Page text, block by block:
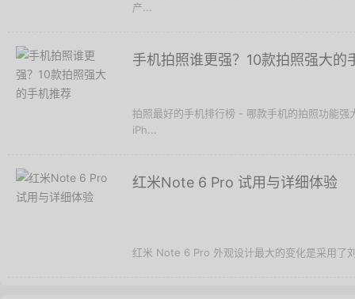
产...
手机拍照谁更强？10款拍照强大的
拍照最好的手机排行榜 - 哪款手机的拍照功能
iPh...
红米Note 6 Pro 试用与详细体验
红米 Note 6 Pro 外观设计最大的变化是采用了